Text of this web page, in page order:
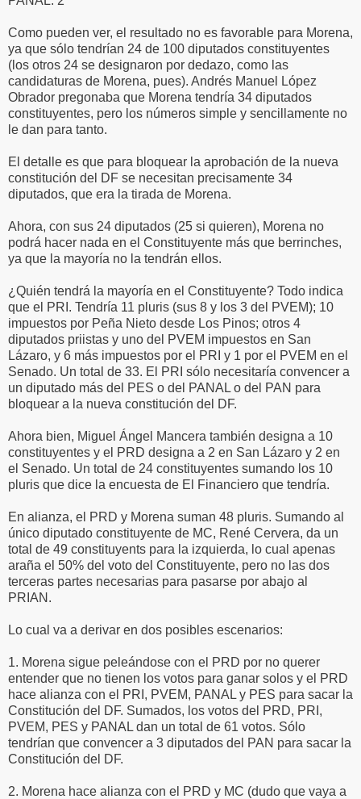
Como pueden ver, el resultado no es favorable para Morena,
ya que sólo tendrían 24 de 100 diputados constituyentes
(los otros 24 se designaron por dedazo, como las
candidaturas de Morena, pues). Andrés Manuel López
Obrador pregonaba que Morena tendría 34 diputados
constituyentes, pero los números simple y sencillamente no
le dan para tanto.
El detalle es que para bloquear la aprobación de la nueva
constitución del DF se necesitan precisamente 34
diputados, que era la tirada de Morena.
Ahora, con sus 24 diputados (25 si quieren), Morena no
podrá hacer nada en el Constituyente más que berrinches,
ya que la mayoría no la tendrán ellos.
¿Quién tendrá la mayoría en el Constituyente? Todo indica
que el PRI. Tendría 11 pluris (sus 8 y los 3 del PVEM); 10
impuestos por Peña Nieto desde Los Pinos; otros 4
diputados priistas y uno del PVEM impuestos en San
Lázaro, y 6 más impuestos por el PRI y 1 por el PVEM en el
Senado. Un total de 33. El PRI sólo necesitaría convencer a
un diputado más del PES o del PANAL o del PAN para
bloquear a la nueva constitución del DF.
Ahora bien, Miguel Ángel Mancera también designa a 10
constituyentes y el PRD designa a 2 en San Lázaro y 2 en
el Senado. Un total de 24 constituyentes sumando los 10
pluris que dice la encuesta de El Financiero que tendría.
En alianza, el PRD y Morena suman 48 pluris. Sumando al
único diputado constituyente de MC, René Cervera, da un
total de 49 constituyents para la izquierda, lo cual apenas
araña el 50% del voto del Constituyente, pero no las dos
terceras partes necesarias para pasarse por abajo al
PRIAN.
Lo cual va a derivar en dos posibles escenarios:
1. Morena sigue peleándose con el PRD por no querer
entender que no tienen los votos para ganar solos y el PRD
hace alianza con el PRI, PVEM, PANAL y PES para sacar la
Constitución del DF. Sumados, los votos del PRD, PRI,
PVEM, PES y PANAL dan un total de 61 votos. Sólo
tendrían que convencer a 3 diputados del PAN para sacar la
Constitución del DF.
2. Morena hace alianza con el PRD y MC (dudo que vaya a